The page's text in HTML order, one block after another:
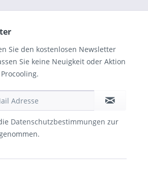
Sie den kostenlosen Newsletter
Sie keine Neuigkeit oder Aktion
Datenschutzbestimmungen zur